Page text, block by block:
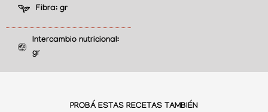
Fibra: gr
Intercambio nutricional:
gr
PROBÁ ESTAS RECETAS TAMBIÉN